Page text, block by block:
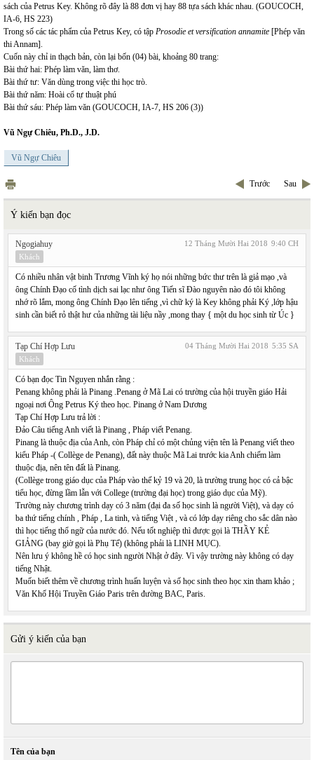
sách của Petrus Key. Không rõ đây là 88 đơn vị hay 88 tựa sách khác nhau. (GOUCOCH,
IA-6, HS 223)
Trong số các tác phẩm của Petrus Key, có tập Prosodie et versification annamite [Phép văn
thi Annam].
Cuốn này chỉ in thạch bản, còn lại bốn (04) bài, khoảng 80 trang:
Bài thứ hai: Phép làm văn, làm thơ.
Bài thứ tư: Văn dùng trong việc thi học trò.
Bài thứ năm: Hoài cổ tự thuật phú
Bài thứ sáu: Phép làm văn (GOUCOCH, IA-7, HS 206 (3))
Vũ Ngự Chiêu, Ph.D., J.D.
Vũ Ngự Chiêu
Trước Sau
Ý kiến bạn đọc
12 Tháng Mười Hai 2018 9:40 CH
Ngogiahuy
Khách
Có nhiều nhân vật binh Trương Vĩnh ký họ nói những bức thư trên là giả mạo ,và
ông Chính Đạo cố tình dịch sai lạc như ông Tiến sĩ Đào nguyên nào đó tôi không
nhớ rõ lắm, mong ông Chính Đạo lên tiếng ,vì chữ ký là Key không phải Ký ,lớp hậu
sinh cần biết rỏ thật hư của những tài liệu nầy ,mong thay { một du học sinh từ Úc }
04 Tháng Mười Hai 2018 5:35 SA
Tạp Chí Hợp Lưu
Khách
Có bạn đọc Tin Nguyen nhắn rằng :
Penang không phải là Pinang .Penang ở Mã Lai có trường của hội truyền giáo Hải
ngoại nơi Ông Petrus Ký theo học. Pinang ở Nam Dương
Tạp Chí Hợp Lưu trả lời :
Đảo Câu tiếng Anh viết là Pinang , Pháp viết Penang.
Pinang là thuộc địa của Anh, còn Pháp chỉ có một chủng viện tên là Penang viết theo
kiểu Pháp -( Collège de Penang), đất này thuộc Mã Lai trước kia Anh chiếm làm
thuộc địa, nên tên đất là Pinang.
(Collège trong giáo dục của Pháp vào thế kỷ 19 và 20, là trường trung học có cả bậc
tiểu học, đừng lầm lẫn với College (trường đại học) trong giáo dục của Mỹ).
Trường này chương trình dạy có 3 năm (đại đa số học sinh là người Việt), và dạy có
ba thứ tiếng chính , Pháp , La tinh, và tiếng Việt , và có lớp dạy riêng cho sắc dân nào
thì học tiếng thổ ngữ của nước đó. Nếu tốt nghiệp thì được gọi là THẦY KẺ
GIẢNG (bay giờ gọi là Phụ Tế) (không phải là LINH MỤC).
Nên lưu ý không hề có học sinh người Nhật ở đây. Vì vậy trường này không có dạy
tiếng Nhật.
Muốn biết thêm về chương trình huấn luyện và số học sinh theo học xin tham khảo ;
Văn Khố Hội Truyền Giáo Paris trên đường BAC, Paris.
Gửi ý kiến của bạn
Tên của bạn